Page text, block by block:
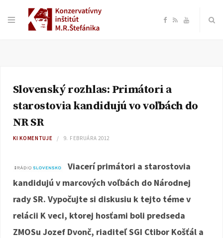
F
e
o
R Y
e
Slovenský rozhlas: Primátori a
starostovia kandidujú vo voľbách do
NR SR
KI KOMENTUJE 9. FEBRUÁRA 2012
Viacerí primátori a starostovia
kandidujú v marcových voľbách do Národnej
rady SR. Vypočujte si diskusiu k tejto téme v
relácii K veci, ktorej hosťami boli predseda
ZMOSu Jozef Dvonč, riaditeľ SGI Ctibor Košťál a